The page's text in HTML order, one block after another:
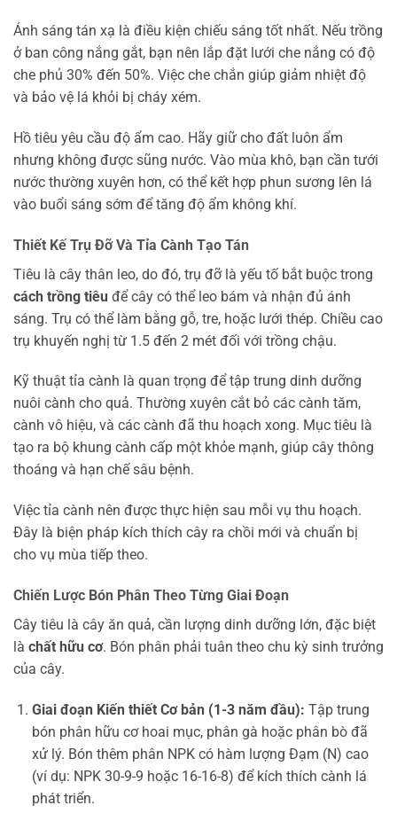
Ánh sáng tán xạ là điều kiện chiếu sáng tốt nhất. Nếu trồng
ở ban công nắng gắt, bạn nên lắp đặt lưới che nắng có độ
che phủ 30% đến 50%. Việc che chắn giúp giảm nhiệt độ
và bảo vệ lá khỏi bị cháy xém.
Hồ tiêu yêu cầu độ ẩm cao. Hãy giữ cho đất luôn ẩm
nhưng không được sũng nước. Vào mùa khô, bạn cần tưới
nước thường xuyên hơn, có thể kết hợp phun sương lên lá
vào buổi sáng sớm để tăng độ ẩm không khí.
Thiết Kế Trụ Đỡ Và Tỉa Cành Tạo Tán
Tiêu là cây thân leo, do đó, trụ đỡ là yếu tố bắt buộc trong
cách trồng tiêu để cây có thể leo bám và nhận đủ ánh
sáng. Trụ có thể làm bằng gỗ, tre, hoặc lưới thép. Chiều cao
trụ khuyến nghị từ 1.5 đến 2 mét đối với trồng chậu.
Kỹ thuật tỉa cành là quan trọng để tập trung dinh dưỡng
nuôi cành cho quả. Thường xuyên cắt bỏ các cành tăm,
cành vô hiệu, và các cành đã thu hoạch xong. Mục tiêu là
tạo ra bộ khung cành cấp một khỏe mạnh, giúp cây thông
thoáng và hạn chế sâu bệnh.
Việc tỉa cành nên được thực hiện sau mỗi vụ thu hoạch.
Đây là biện pháp kích thích cây ra chồi mới và chuẩn bị
cho vụ mùa tiếp theo.
Chiến Lược Bón Phân Theo Từng Giai Đoạn
Cây tiêu là cây ăn quả, cần lượng dinh dưỡng lớn, đặc biệt
là chất hữu cơ. Bón phân phải tuân theo chu kỳ sinh trưởng
của cây.
Giai đoạn Kiến thiết Cơ bản (1-3 năm đầu): Tập trung
bón phân hữu cơ hoai mục, phân gà hoặc phân bò đã
xử lý. Bón thêm phân NPK có hàm lượng Đạm (N) cao
(ví dụ: NPK 30-9-9 hoặc 16-16-8) để kích thích cành lá
phát triển.